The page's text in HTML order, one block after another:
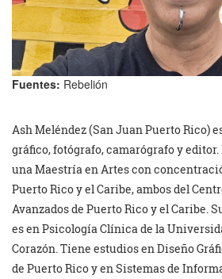
Fuentes: Rebelión
Ash Meléndez (San Juan Puerto Rico)
gráfico, fotógrafo, camarógrafo y editor.
una Maestría en Artes con
Puerto Rico y el Caribe, ambos del
Avanzados de Puerto Rico y el Caribe.
es en Psicología Clínica de la
Corazón. Tiene estudios en Diseño
de Puerto Rico y en Sistemas de